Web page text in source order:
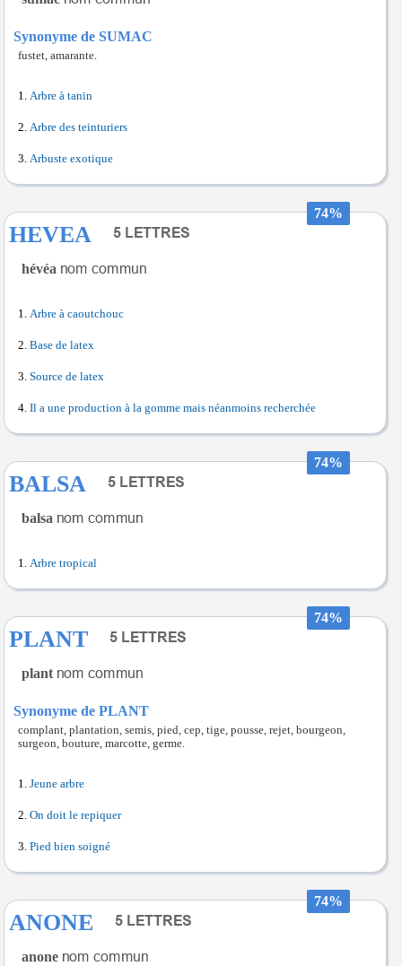
Synonyme de SUMAC
fustet, amarante.
Arbre à tanin
Arbre des teinturiers
Arbuste exotique
74%
HEVEA
hévéa
Arbre à caoutchouc
Base de latex
Source de latex
Il a une production à la gomme mais néanmoins recherchée
74%
BALSA
balsa
Arbre tropical
74%
PLANT
plant
Synonyme de PLANT
complant, plantation, semis, pied, cep, tige, pousse, rejet, bourgeon,
surgeon, bouture, marcotte, germe.
Jeune arbre
On doit le repiquer
Pied bien soigné
74%
ANONE
anone